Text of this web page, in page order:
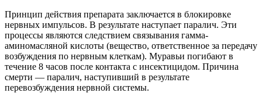
Принцип действия препарата заключается в блокировке
нервных импульсов. В результате наступает паралич. Эти
процессы являются следствием связывания гамма-
аминомасляной кислоты (вещество, ответственное за передачу
возбуждения по нервным клеткам). Муравьи погибают в
течение 8 часов после контакта с инсектицидом. Причина
смерти — паралич, наступивший в результате
перевозбуждения нервной системы.